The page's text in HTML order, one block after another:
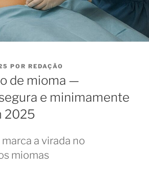
POR REDAÇÃO
de mioma —
e minimamente
2025
a virada no
miomas